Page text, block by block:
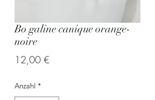
Bo galine canique orange-
noire
12,00 €Preis
Anzahl *